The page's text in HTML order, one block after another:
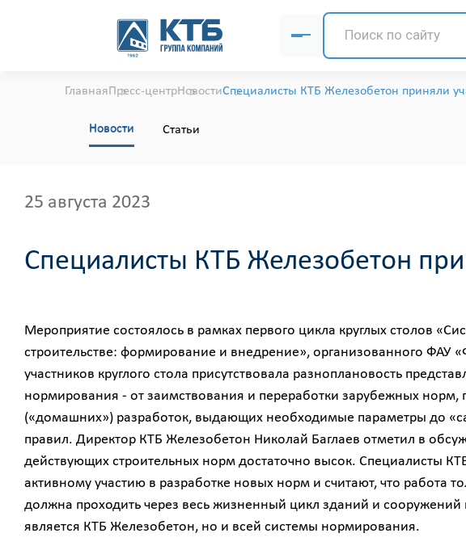
ГлавнаяПресс-центрНовостиСпециалисты КТБ Железобетон приняли
Новости Статьи
25 августа 2023
Специалисты КТБ Железобетон
Мероприятие состоялось в рамках первого цикла круглых столов
строительстве: формирование и внедрение», организованного
участников круглого стола присутствовала разноплановость
нормирования - от заимствования и переработки зарубежных
(«домашних») разработок, выдающих необходимые параметры до
правил. Директор КТБ Железобетон Николай Баглаев отметил в
действующих строительных норм достаточно высок. Специалисты
активному участию в разработке новых норм и считают, что работа
должна проходить через весь жизненный цикл зданий и сооружений
является КТБ Железобетон, но и всей системы нормирования.